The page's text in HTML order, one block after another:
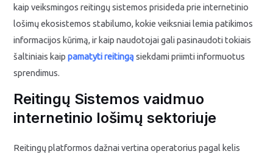
kaip veiksmingos reitingų sistemos prisideda prie internetinio
lošimų ekosistemos stabilumo, kokie veiksniai lemia patikimos
informacijos kūrimą, ir kaip naudotojai gali pasinaudoti tokiais
šaltiniais kaippamatyti reitingąsiekdami priimti informuotus
sprendimus.
Reitingų Sistemos vaidmuo
internetinio lošimų sektoriuje
Reitingų platformos dažnai vertina operatorius pagal kelis